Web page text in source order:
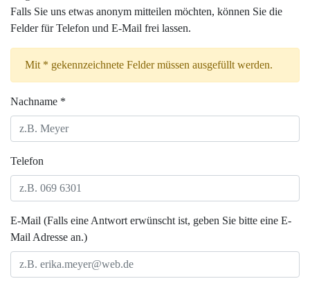
Falls Sie uns etwas anonym mitteilen möchten, können Sie die
Felder für Telefon und E-Mail frei lassen.
Mit * gekennzeichnete Felder müssen ausgefüllt werden.
Nachname *
Telefon
E-Mail (Falls eine Antwort erwünscht ist, geben Sie bitte eine E-
Mail Adresse an.)